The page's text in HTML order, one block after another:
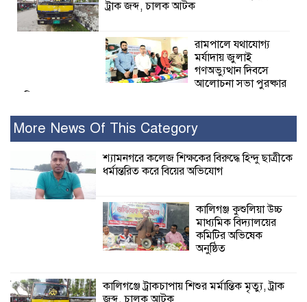
ট্রাক জব্দ, চালক আটক
রামপালে যথাযোগ্য
মর্যাদায় জুলাই
গণঅভ্যুত্থান দিবসে
আলোচনা সভা পুরষ্কার
২৮ জনের সাক্ষ্য শেষ, কাদেরসহ সাতজনের
জামায়াত: নুরুল হক
নুর
কেন: শহীদ জিসানের বাবার ক্ষোভ
More News Of This Category
শ্যামনগরে কলেজ শিক্ষকের বিরুদ্ধে হিন্দু ছাত্রীকে
ধর্মান্তরিত করে বিয়ের অভিযোগ
কালিগঞ্জ কুশুলিয়া উচ্চ
মাধ্যমিক বিদ্যালয়ের
কমিটির অভিষেক
অনুষ্ঠিত
কালিগঞ্জে ট্রাকচাপায় শিশুর মর্মান্তিক মৃত্যু, ট্রাক